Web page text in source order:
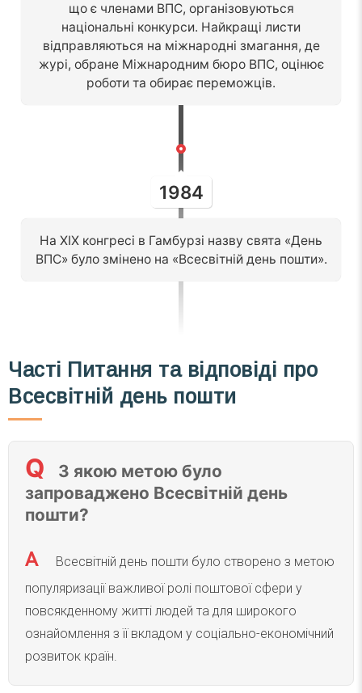
що є членами ВПС, організовуються
національні конкурси. Найкращі листи
відправляються на міжнародні змагання, де
журі, обране Міжнародним бюро ВПС, оцінює
роботи та обирає переможців.
1984
На XIX конгресі в Гамбурзі назву свята «День
ВПС» було змінено на «Всесвітній день пошти».
Часті Питання та відповіді про
Всесвітній день пошти
З якою метою було
запроваджено Всесвітній день
пошти?
Всесвітній день пошти було створено з метою
популяризації важливої ролі поштової сфери у
повсякденному житті людей та для широкого
ознайомлення з її вкладом у соціально-економічний
розвиток країн.